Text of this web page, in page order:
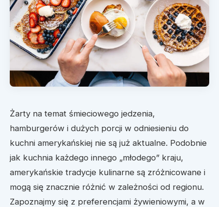
Żarty na temat śmieciowego jedzenia,
hamburgerów i dużych porcji w odniesieniu do
kuchni amerykańskiej nie są już aktualne. Podobnie
jak kuchnia każdego innego „młodego” kraju,
amerykańskie tradycje kulinarne są zróżnicowane i
mogą się znacznie różnić w zależności od regionu.
Zapoznajmy się z preferencjami żywieniowymi, a w